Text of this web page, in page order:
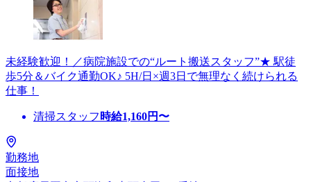
未経験歓迎！／病院施設での“ルート搬送スタッフ”★ 駅徒
歩5分＆バイク通勤OK♪ 5H/日×週3日で無理なく続けられる
仕事！
清掃スタッフ 時給1,160円〜
勤務地
面接地